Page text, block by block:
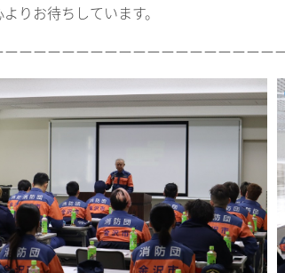
りお待ちしています。
ーーーーーーーーーーーーーーーーーー